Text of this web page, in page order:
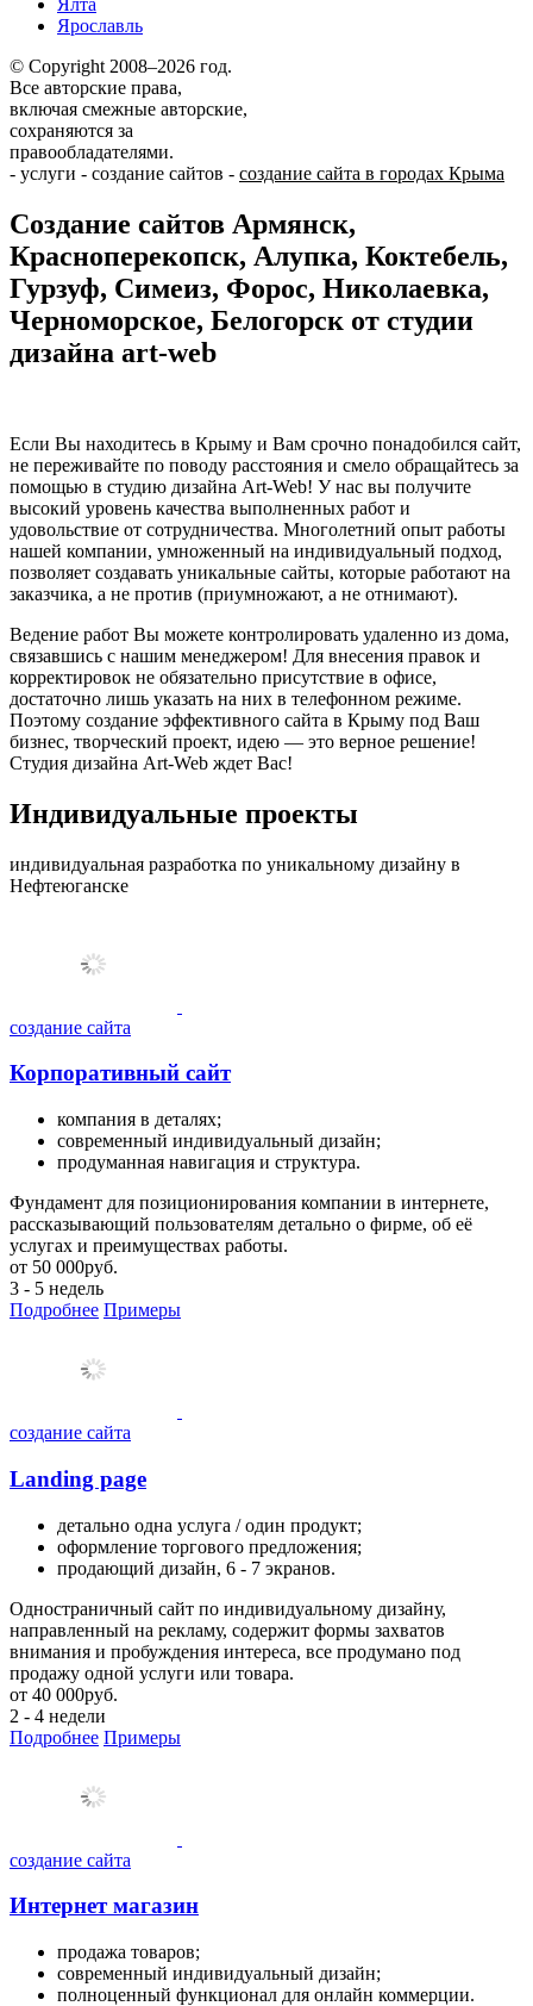
Ялта
Ярославль
© Copyright 2008–2026 год.
Все авторские права,
включая смежные авторские,
сохраняются за
правообладателями.
- услуги - создание сайтов - создание сайта в городах Крыма
Создание сайтов Армянск,
Красноперекопск, Алупка, Коктебель,
Гурзуф, Симеиз, Форос, Николаевка,
Черноморское, Белогорск от студии
дизайна art-web
Если Вы находитесь в Крыму и Вам срочно понадобился сайт,
не переживайте по поводу расстояния и смело обращайтесь за
помощью в студию дизайна Art-Web! У нас вы получите
высокий уровень качества выполненных работ и
удовольствие от сотрудничества. Многолетний опыт работы
нашей компании, умноженный на индивидуальный подход,
позволяет создавать уникальные сайты, которые работают на
заказчика, а не против (приумножают, а не отнимают).
Ведение работ Вы можете контролировать удаленно из дома,
связавшись с нашим менеджером! Для внесения правок и
корректировок не обязательно присутствие в офисе,
достаточно лишь указать на них в телефонном режиме.
Поэтому создание эффективного сайта в Крыму под Ваш
бизнес, творческий проект, идею — это верное решение!
Студия дизайна Art-Web ждет Вас!
Индивидуальные проекты
индивидуальная разработка по уникальному дизайну в
Нефтеюганске
создание сайта
Корпоративный сайт
компания в деталях;
современный индивидуальный дизайн;
продуманная навигация и структура.
Фундамент для позиционирования компании в интернете,
рассказывающий пользователям детально о фирме, об её
услугах и преимуществах работы.
от 50 000руб.
3 - 5 недель
Подробнее Примеры
создание сайта
Landing page
детально одна услуга / один продукт;
оформление торгового предложения;
продающий дизайн, 6 - 7 экранов.
Одностраничный сайт по индивидуальному дизайну,
направленный на рекламу, содержит формы захватов
внимания и пробуждения интереса, все продумано под
продажу одной услуги или товара.
от 40 000руб.
2 - 4 недели
Подробнее Примеры
создание сайта
Интернет магазин
продажа товаров;
современный индивидуальный дизайн;
полноценный функционал для онлайн коммерции.